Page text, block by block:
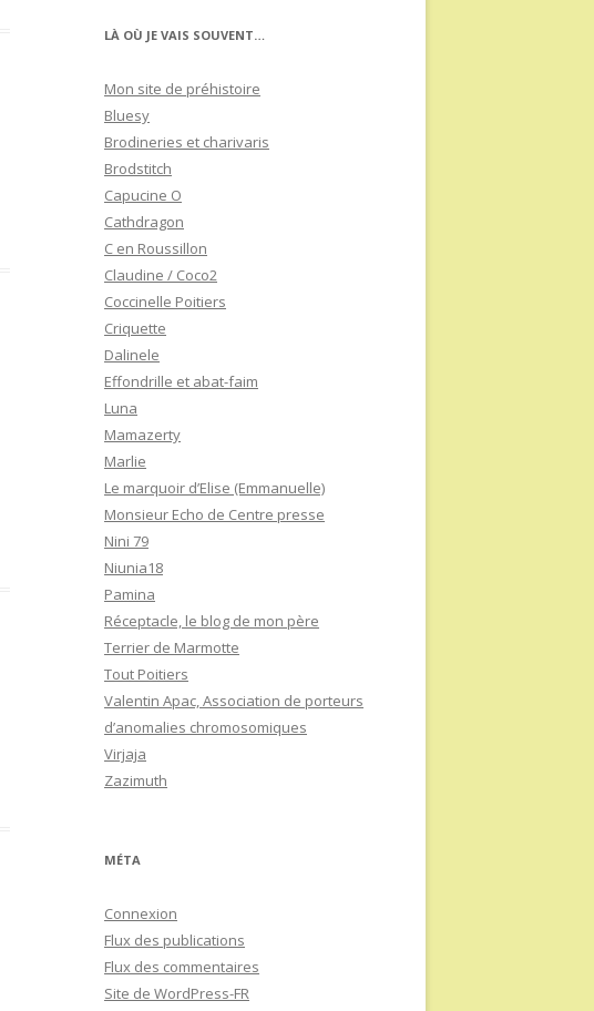
LÀ OÙ JE VAIS SOUVENT…
Mon site de préhistoire
Bluesy
Brodineries et charivaris
Brodstitch
Capucine O
Cathdragon
C en Roussillon
Claudine / Coco2
Coccinelle Poitiers
Criquette
Dalinele
Effondrille et abat-faim
Luna
Mamazerty
Marlie
Le marquoir d’Elise (Emmanuelle)
Monsieur Echo de Centre presse
Nini 79
Niunia18
Pamina
Réceptacle, le blog de mon père
Terrier de Marmotte
Tout Poitiers
Valentin Apac, Association de porteurs
d’anomalies chromosomiques
Virjaja
Zazimuth
MÉTA
Connexion
Flux des publications
Flux des commentaires
Site de WordPress-FR